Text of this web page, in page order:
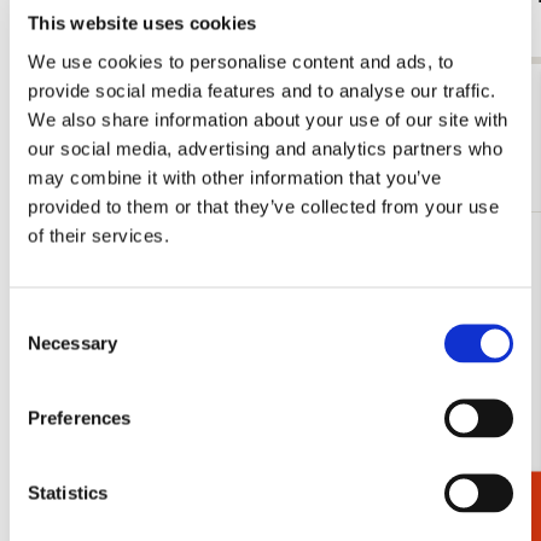
This website uses cookies
We use cookies to personalise content and ads, to
provide social media features and to analyse our traffic.
We also share information about your use of our site with
our social media, advertising and analytics partners who
may combine it with other information that you’ve
provided to them or that they’ve collected from your use
of their services.
Selection
Necessary
Preferences
Statistics
€ 14,99
Bekijk alles van Agenda’s en kalenders
Meer van Weekagenda's